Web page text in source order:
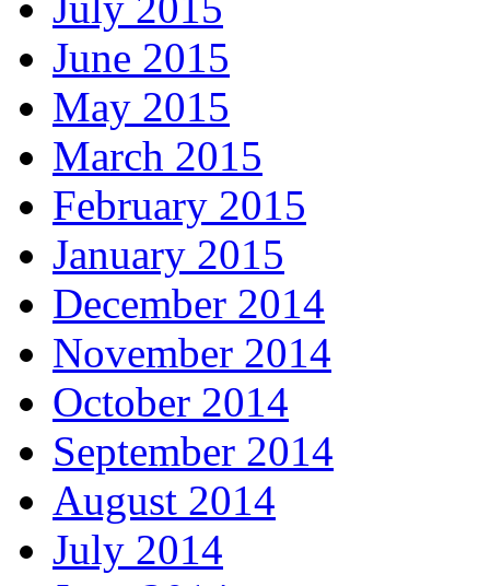
June 2015
May 2015
March 2015
February 2015
January 2015
December 2014
November 2014
October 2014
September 2014
August 2014
July 2014